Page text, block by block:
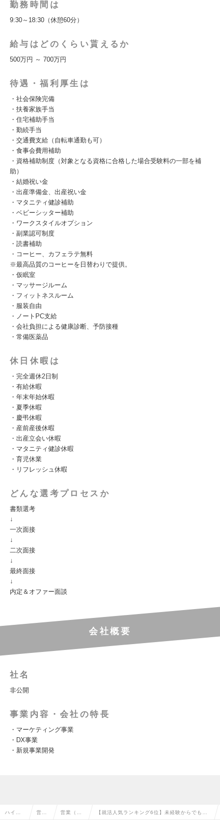
勤務時間は
9:30～18:30（休憩60分）
給与はどのくらい貰えるか
500万円 ～ 700万円
待遇・福利厚生は
・社会保険完備
・扶養家族手当
・住宅補助手当
・勤続手当
・交通費支給（自転車通勤も可）
・食事会費用補助
・資格補助制度（対象となる資格に合格した場合受験料の一部を補
助）
・結婚祝い金
・出産準備金、出産祝い金
・マタニティ健診補助
・ベビーシッター補助
・ワークスタイルオプション
・副業認可制度
・読書補助
・コーヒー、カフェラテ無料
※最高品質のコーヒーを日替わりで提供。
・仮眠室
・マッサージルーム
・フィットネスルーム
・服装自由
・ノートPC支給
・会社負担による健康診断、予防接種
・常備医薬品
休日休暇は
・完全週休2日制
・有給休暇
・年末年始休暇
・夏季休暇
・慶弔休暇
・産前産後休暇
・出産立会い休暇
・マタニティ健診休暇
・育児休業
・リフレッシュ休暇
どんな選考プロセスか
書類選考
↓
一次面接
↓
二次面接
↓
最終面接
↓
内定＆オファー面談
会社概要
社名
非公開
事業内容・会社の特長
・マーケティング事業
・DX事業
・新規事業開発
ハイク 営業 営業（法 【就活人気ランキング6位】未経験からでも年